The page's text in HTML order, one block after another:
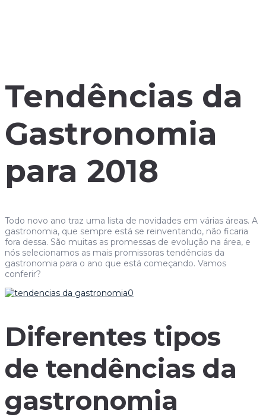
Tendências da
Gastronomia
para 2018
Todo novo ano traz uma lista de novidades em várias áreas. A
gastronomia, que sempre está se reinventando, não ficaria
fora dessa. São muitas as promessas de evolução na área, e
nós selecionamos as mais promissoras tendências da
gastronomia para o ano que está começando. Vamos
conferir?
Diferentes tipos
de tendências da
gastronomia